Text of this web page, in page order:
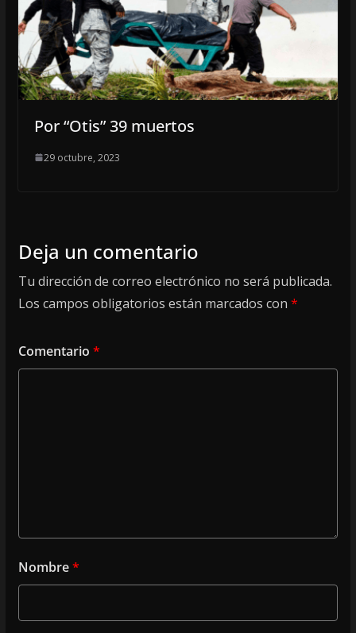
Por “Otis” 39 muertos
29 octubre, 2023
Deja un comentario
Tu dirección de correo electrónico no será publicada.
Los campos obligatorios están marcados con *
Comentario *
Nombre*